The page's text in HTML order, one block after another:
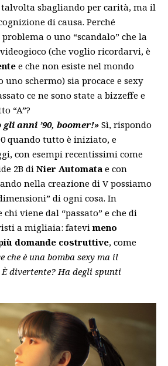
talvolta sbagliando per carità, ma il
di causa. Perché
o uno “scandalo” che la
(che voglio ricordarvi, è
e che non esiste nel mondo
schermo) sia procace e sexy
ce ne sono state a bizzeffe e
“A”?
anni ’90, boomer!» Sì, rispondo
quando tutto è iniziato, e
con esempi recentissimi come
2B di Nier Automata e con
nella creazione di V possiamo
di ogni cosa. In
viene dal “passato” e che di
a migliaia: fatevimeno
domande costruttive, come
che è una bomba sexy ma il
divertente? Ha degli spunti